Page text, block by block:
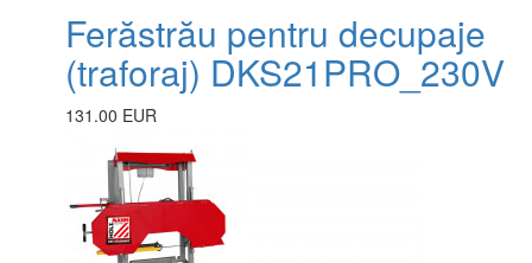
Ferăstrău pentru decupaje
(traforaj) DKS21PRO_230V
131.00 EUR